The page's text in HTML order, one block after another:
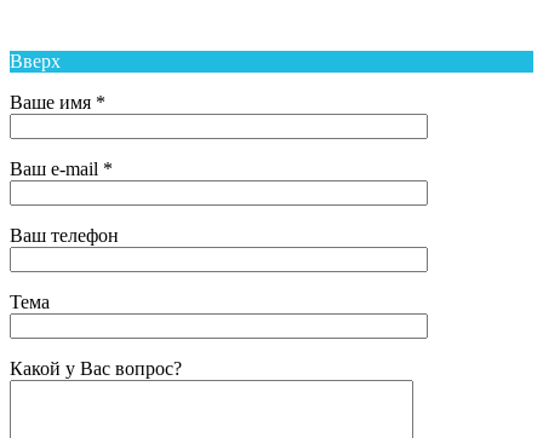
Вверх
Ваше имя *
Ваш e-mail *
Ваш телефон
Тема
Какой у Вас вопрос?